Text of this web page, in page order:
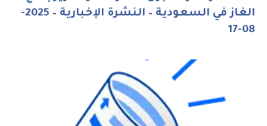
الغاز في السعودية – النشرة الإخبارية – 2025-
08-17